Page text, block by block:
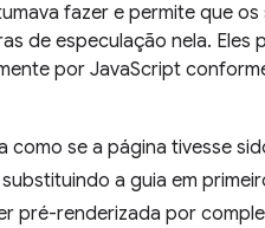
fazer e permite que os
de especulação nela. Eles
por JavaScript
como se a página tivesse
a guia em
pré-renderizada por